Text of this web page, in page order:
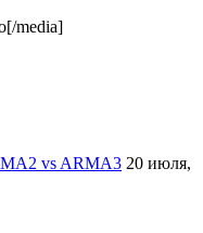
media]
vs ARMA3 20 июля,